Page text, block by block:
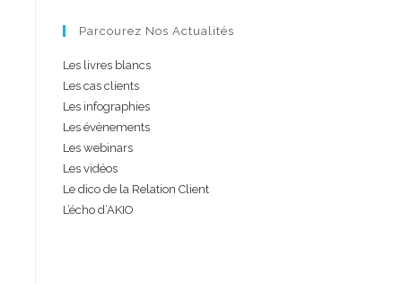
Parcourez Nos Actualités
Les livres blancs
Les cas clients
Les infographies
Les évènements
Les webinars
Les vidéos
Le dico de la Relation Client
L’écho d’AKIO